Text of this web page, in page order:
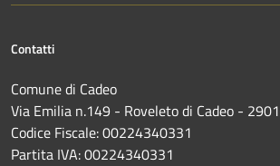
Contatti
Comune di Cadeo
Via Emilia n.149 - Roveleto di Cadeo -
Codice Fiscale: 00224340331
Partita IVA: 00224340331